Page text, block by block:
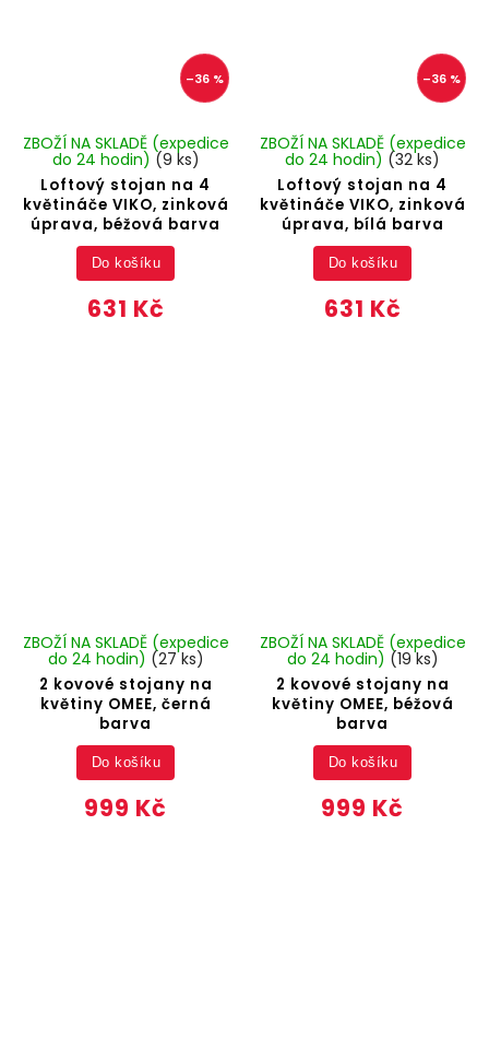
–36 %
Loftový stojan na 4
květináče VIKO, zinková
úprava, béžová barva
ZBOŽÍ NA SKLADĚ (expedice
do 24 hodin) (9 ks)
631 Kč
Do košíku
–36 %
Loftový stojan na 4
květináče VIKO, zinková
úprava, bílá barva
ZBOŽÍ NA SKLADĚ (expedice
do 24 hodin) (32 ks)
631 Kč
Do košíku
2 kovové stojany na
květiny OMEE, černá
barva
ZBOŽÍ NA SKLADĚ (expedice
do 24 hodin) (27 ks)
999 Kč
Do košíku
2 kovové stojany na
květiny OMEE, béžová
barva
ZBOŽÍ NA SKLADĚ (expedice
do 24 hodin) (19 ks)
999 Kč
Do košíku